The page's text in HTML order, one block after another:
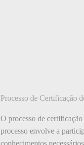
Processo de Certificação
O processo de
processo envolve a
conhecimentos